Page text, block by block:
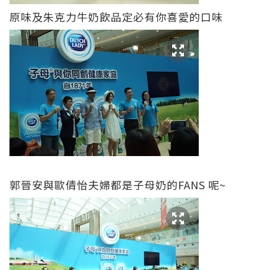
原味及朱克力牛奶飲品定必有你喜愛的口味
郭晉安與歐倩怡夫婦都是子母奶的FANS 呢~